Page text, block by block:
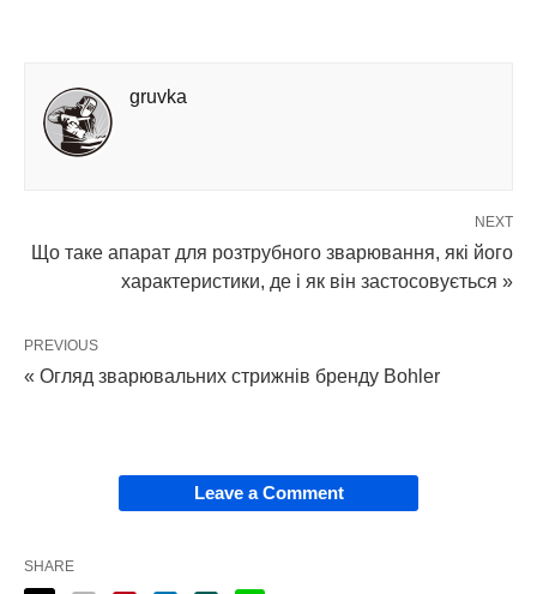
gruvka
NEXT
Що таке апарат для розтрубного зварювання, які його
характеристики, де і як він застосовується »
PREVIOUS
« Огляд зварювальних стрижнів бренду Bohler
Leave a Comment
SHARE